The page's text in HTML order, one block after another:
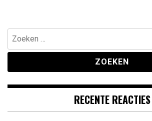
Zoeken
naar:
RECENTE REACTIES